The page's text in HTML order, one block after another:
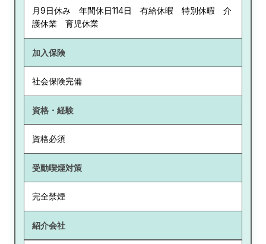
月9日休み 年間休日114日 有給休暇 特別休暇 介
護休業 育児休業
加入保険
社会保険完備
資格・経験
資格必須
受動喫煙対策
完全禁煙
紹介会社